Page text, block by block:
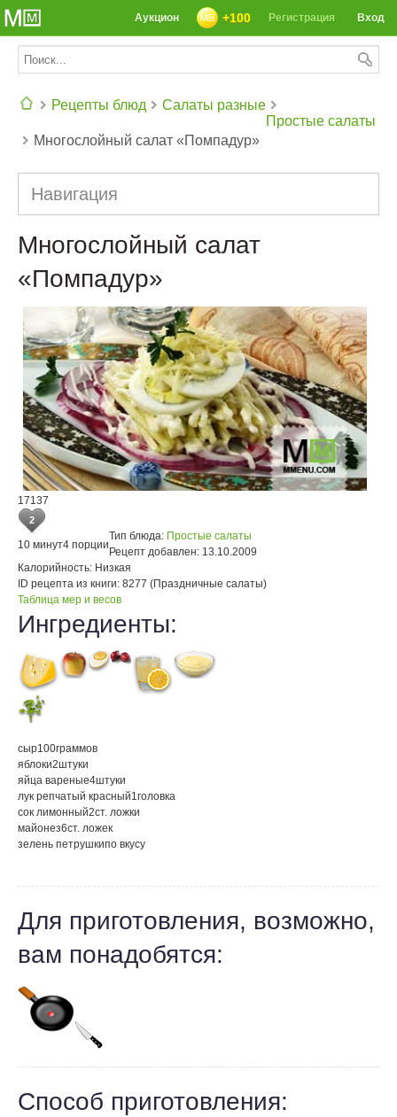
СЕГОДНЯ: 39142 РЕЦЕПТА
Вход
Регистрация
+100
Аукцион
Рецепты блюд
Салаты разные
Простые салаты
Многослойный салат «Помпадур»
Навигация
Многослойный салат
«Помпадур»
17137
2
10 минут4 порции
Тип блюда: Простые салаты
Рецепт добавлен: 13.10.2009
Калорийность: Низкая
ID рецепта из книги: 8277 (Праздничные салаты)
Таблица мер и весов
Ингредиенты:
сыр100граммов
яблоки2штуки
яйца вареные4штуки
лук репчатый красный1головка
сок лимонный2ст. ложки
майонез6ст. ложек
зелень петрушкипо вкусу
Для приготовления, возможно,
вам понадобятся:
Способ приготовления: